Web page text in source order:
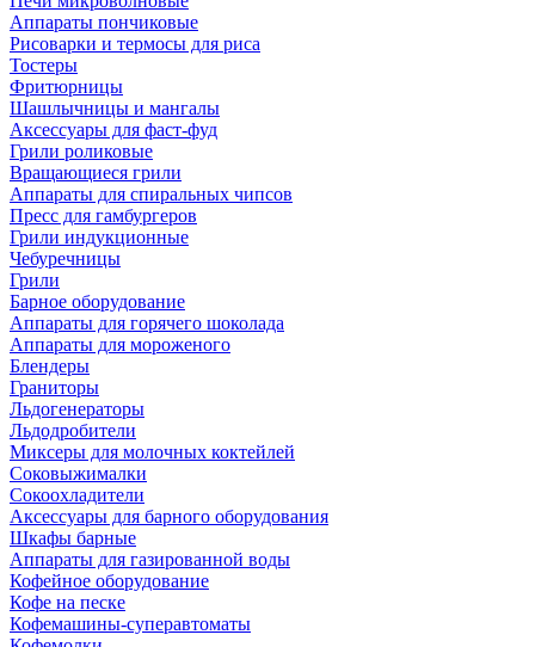
Аппараты пончиковые
Рисоварки и термосы для риса
Тостеры
Фритюрницы
Шашлычницы и мангалы
Аксессуары для фаст-фуд
Грили роликовые
Вращающиеся грили
Аппараты для спиральных чипсов
Пресс для гамбургеров
Грили индукционные
Чебуречницы
Грили
Барное оборудование
Аппараты для горячего шоколада
Аппараты для мороженого
Блендеры
Граниторы
Льдогенераторы
Льдодробители
Миксеры для молочных коктейлей
Соковыжималки
Сокоохладители
Аксессуары для барного оборудования
Шкафы барные
Аппараты для газированной воды
Кофейное оборудование
Кофе на песке
Кофемашины-суперавтоматы